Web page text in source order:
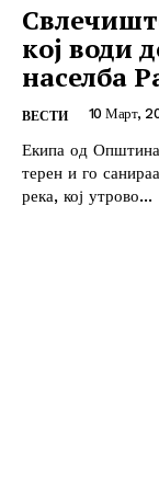
кој води
населба
ВЕСТИ 10 Март,
Екипа од
терен и го
река, кој утрово...